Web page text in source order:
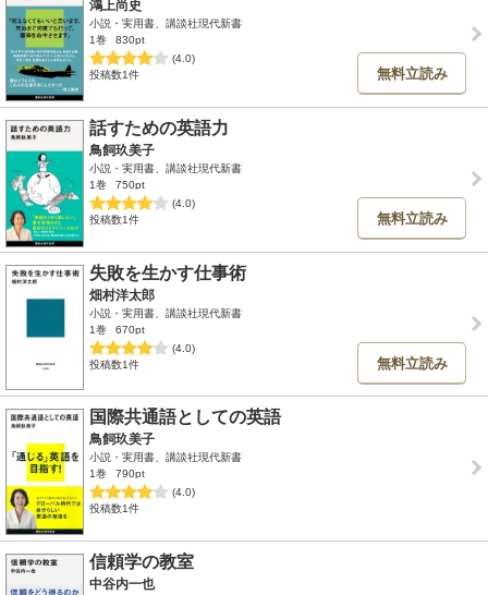
鴻上尚史
小説・実用書、講談社現代新書
1巻
830pt
(4.0)
投稿数1件
無料立読み
話すための英語力
鳥飼玖美子
小説・実用書、講談社現代新書
1巻
750pt
(4.0)
投稿数1件
無料立読み
失敗を生かす仕事術
畑村洋太郎
小説・実用書、講談社現代新書
1巻
670pt
(4.0)
投稿数1件
無料立読み
国際共通語としての英語
鳥飼玖美子
小説・実用書、講談社現代新書
1巻
790pt
(4.0)
投稿数1件
信頼学の教室
中谷内一也